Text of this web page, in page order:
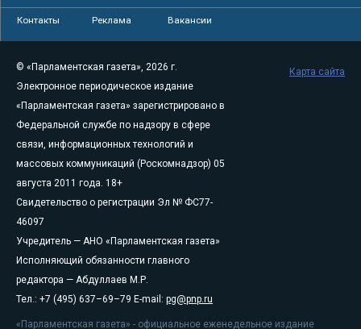
Контакты Реклама Вакансии
© «Парламентская газета», 2026 г.
Электронное периодическое издание
«Парламентская газета» зарегистрировано в
Федеральной службе по надзору в сфере
связи, информационных технологий и
массовых коммуникаций (Роскомнадзор) 05
августа 2011 года. 18+
Свидетельство о регистрации Эл № ФС77-
46097
Учредитель — АНО «Парламентская газета»
Исполняющий обязанности главного
редактора — Абдуллаев М.Р.
Тел.: +7 (495) 637–69–79 E-mail: pg@pnp.ru
«Парламентская газета» - официальное еженедельное издание
Карта сайта